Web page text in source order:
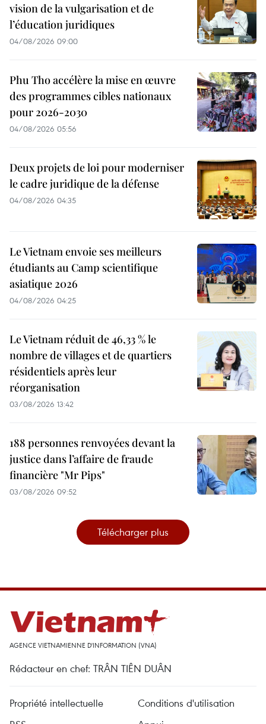
vision de la vulgarisation et de
l’éducation juridiques
04/08/2026 09:00
Phu Tho accélère la mise en œuvre
des programmes cibles nationaux
pour 2026-2030
04/08/2026 05:56
Deux projets de loi pour moderniser
le cadre juridique de la défense
04/08/2026 04:35
Le Vietnam envoie ses meilleurs
étudiants au Camp scientifique
asiatique 2026
04/08/2026 04:25
Le Vietnam réduit de 46,33 % le
nombre de villages et de quartiers
résidentiels après leur
réorganisation
03/08/2026 13:42
188 personnes renvoyées devant la
justice dans l’affaire de fraude
financière "Mr Pips"
03/08/2026 09:52
Télécharger plus
AGENCE VIETNAMIENNE D'INFORMATION (VNA)
Rédacteur en chef: TRÂN TIÊN DUÂN
Propriété intellectuelle
Conditions d'utilisation